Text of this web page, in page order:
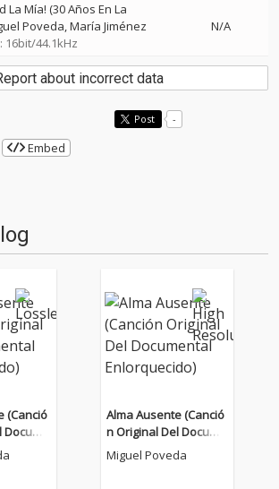
La Mía! (30 Años En La
Poveda María Jiménez
16bit/44.1kHz
N/A
about incorrect data
Post -
Embed
(Canció
Alma Ausente (Canció
n Original Del Docume
ntal Enlorquecido)
Miguel Poveda